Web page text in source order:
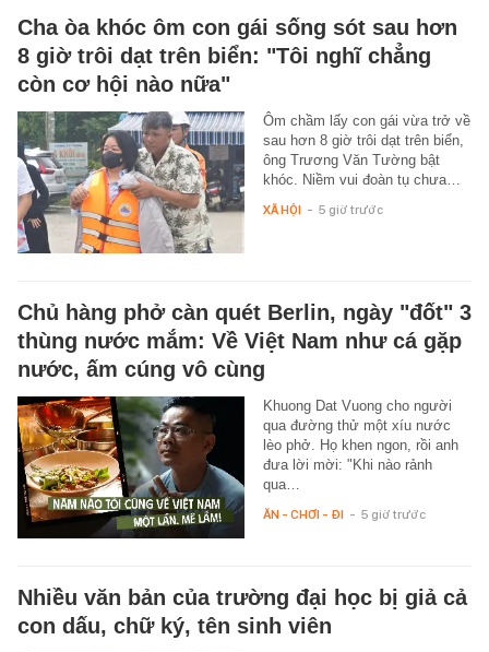
Cha òa khóc ôm con gái sống sót sau hơn
8 giờ trôi dạt trên biển: "Tôi nghĩ chẳng
còn cơ hội nào nữa"
Ôm chầm lấy con gái vừa trở về
sau hơn 8 giờ trôi dạt trên biển,
ông Trương Văn Tường bật
khóc. Niềm vui đoàn tụ chưa…
XÃ HỘI - 5 giờ trước
Chủ hàng phở càn quét Berlin, ngày "đốt" 3
thùng nước mắm: Về Việt Nam như cá gặp
nước, ấm cúng vô cùng
Khuong Dat Vuong cho người
qua đường thử một xíu nước
lèo phở. Họ khen ngon, rồi anh
đưa lời mời: "Khi nào rảnh
qua…
ĂN - CHƠI - ĐI - 5 giờ trước
Nhiều văn bản của trường đại học bị giả cả
con dấu, chữ ký, tên sinh viên